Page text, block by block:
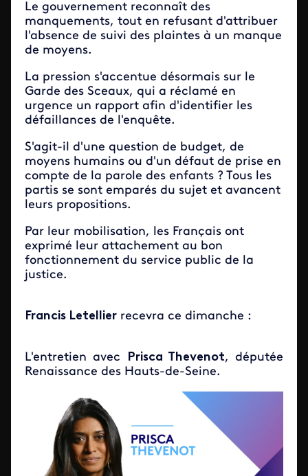
Le gouvernement reconnaît des
manquements, tout en refusant d'attribuer
l'absence de suivi des plaintes à un manque
de moyens.
La pression s'accentue désormais sur le
Garde des Sceaux, qui a réclamé en
urgence un rapport afin d'identifier les
défaillances de l'enquête.
S'agit-il d'une question de budget, de
moyens humains ou d'un défaut de prise en
compte de la parole des enfants ? Tous les
partis se sont emparés du sujet et avancent
leurs propositions.
Par leur mobilisation, les Français ont
exprimé leur attachement au bon
fonctionnement du service public de la
justice.
Francis Letellier recevra ce dimanche :
L'entretien avec Prisca Thevenot, députée
Renaissance des Hauts-de-Seine.